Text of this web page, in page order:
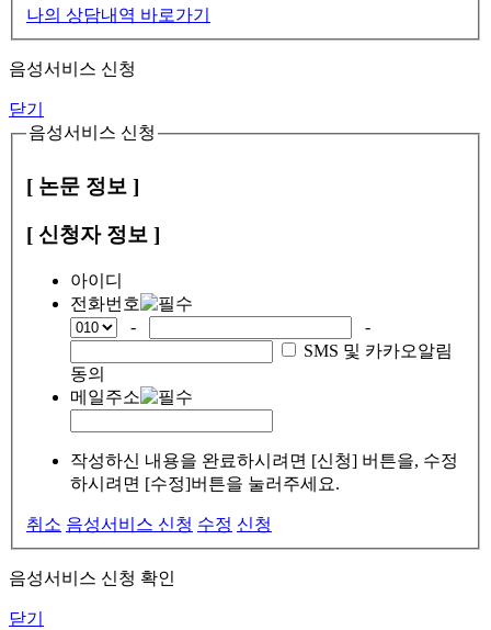
나의 상담내역 바로가기
음성서비스 신청
닫기
음성서비스 신청
[ 논문 정보 ]
[ 신청자 정보 ]
아이디
전화번호
-
-
SMS 및 카카오알림
동의
메일주소
작성하신 내용을 완료하시려면 [신청] 버튼을, 수정
하시려면 [수정]버튼을 눌러주세요.
취소 음성서비스 신청 수정 신청
음성서비스 신청 확인
닫기